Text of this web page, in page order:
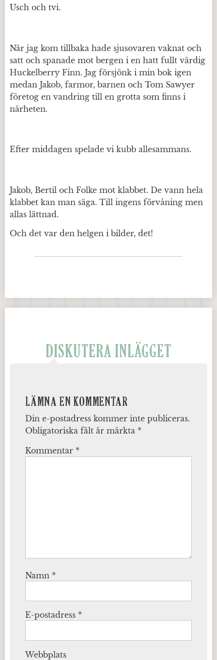
Usch och tvi.
När jag kom tillbaka hade sjusovaren vaknat och
satt och spanade mot bergen i en hatt fullt värdig
Huckelberry Finn. Jag försjönk i min bok igen
medan Jakob, farmor, barnen och Tom Sawyer
företog en vandring till en grotta som finns i
närheten.
Efter middagen spelade vi kubb allesammans.
Jakob, Bertil och Folke mot klabbet. De vann hela
klabbet kan man säga. Till ingens förvåning men
allas lättnad.
Och det var den helgen i bilder, det!
DISKUTERA INLÄGGET
LÄMNA EN KOMMENTAR
Din e-postadress kommer inte publiceras.
Obligatoriska fält är märkta *
Kommentar *
Namn *
E-postadress *
Webbplats